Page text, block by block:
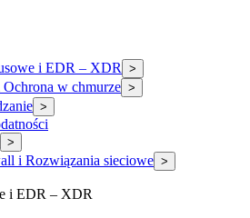
i EDR – XDR >
w chmurze >
>
>
i Rozwiązania sieciowe >
i EDR – XDR